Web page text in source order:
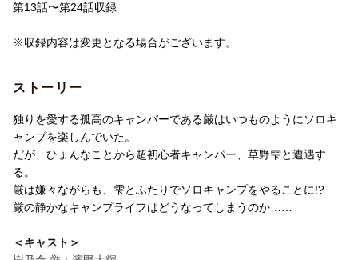
第13話〜第24話収録
※収録内容は変更となる場合がございます。
ストーリー
独りを愛する孤高のキャンパーである厳はいつものようにソロキ
ャンプを楽しんでいた。
だが、ひょんなことから超初心者キャンパー、草野雫と遭遇す
る。
厳は嫌々ながらも、雫とふたりでソロキャンプをやることに!?
厳の静かなキャンプライフはどうなってしまうのか……
＜キャスト＞